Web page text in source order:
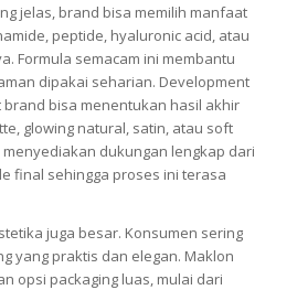
jelas, brand bisa memilih manfaat
peptide, hyaluronic acid, atau
Formula semacam ini membantu
dipakai seharian. Development
bisa menentukan hasil akhir
glowing natural, satin, atau soft
dukungan lengkap dari
final sehingga proses ini terasa
juga besar. Konsumen sering
yang praktis dan elegan. Maklon
opsi packaging luas, mulai dari